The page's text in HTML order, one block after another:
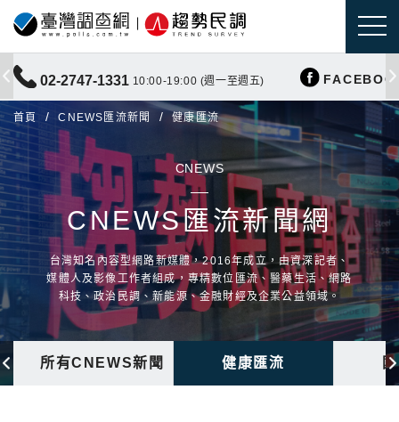
02-2747-1331 10:00-19:00 (週一至週五)
首頁 CNEWS匯流新聞 健康匯流
CNEWS
CNEWS匯流新聞網
台灣知名內容型網路新媒體，2016年成立，由資深記者、
媒體人及影像工作者組成，專精數位匯流、醫藥生活、網路
科技、政治民調、新能源、金融財經及企業公益領域。
所有CNEWS新聞 健康匯流